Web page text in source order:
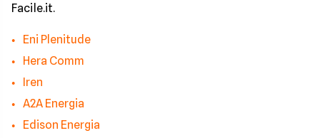
Facile.it.
Eni Plenitude
Hera Comm
Iren
A2A Energia
Edison Energia